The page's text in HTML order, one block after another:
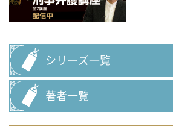
シリーズ一覧
著者一覧